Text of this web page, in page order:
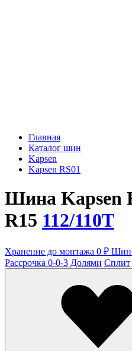
Главная
Каталог шин
Kapsen
Kapsen RS01
Шина Kapsen
R15 112/110T
Хранение до монтажа 0 ₽
Рассрочка 0-0-3 Долями Сплит